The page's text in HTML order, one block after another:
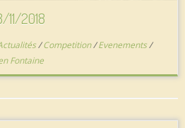
11/2018
/Competition/Evenements/
Fontaine